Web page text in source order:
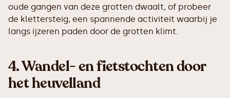
oude gangen van deze grotten dwaalt, of probeer
de klettersteig, een spannende activiteit waarbij je
langs ijzeren paden door de grotten klimt.
4.Wandel- en fietstochten door
het heuvelland